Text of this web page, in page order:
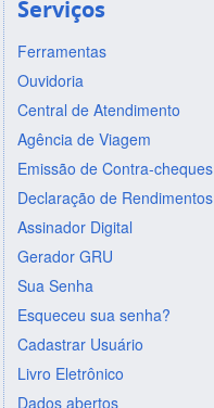
Serviços
Ferramentas
Ouvidoria
Central de Atendimento
Agência de Viagem
Emissão de Contra-cheques
Declaração de Rendimentos
Assinador Digital
Gerador GRU
Sua Senha
Esqueceu sua senha?
Cadastrar Usuário
Livro Eletrônico
Dados abertos